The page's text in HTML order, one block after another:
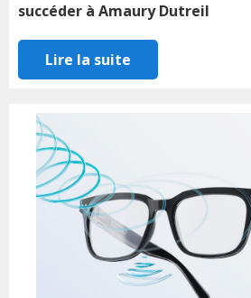
succéder à Amaury Dutreil
Lire la suite